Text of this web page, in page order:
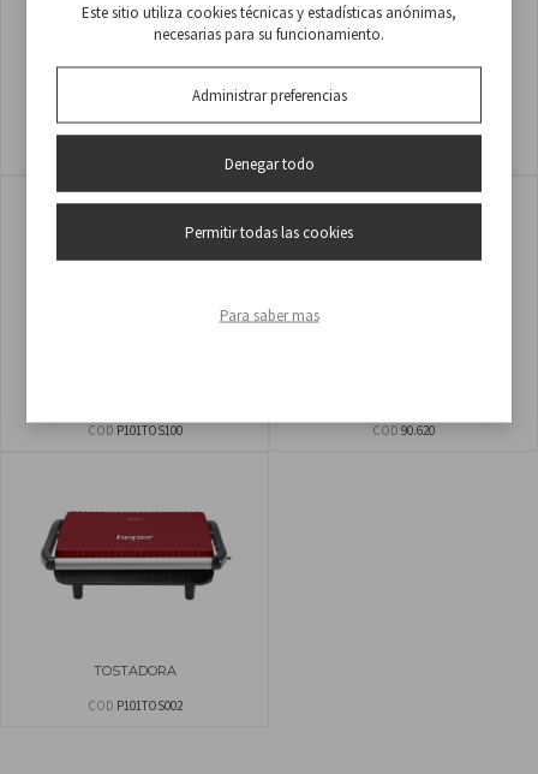
TOSTADORA 750W TOSTADORA ELÉCTRICA DE 4
REBANADAS FAMILY GRILL
COD P101TOS100 COD 90.620
TOSTADORA
COD P101TOS002
Este sitio utiliza cookies técnicas y estadísticas anónimas,
necesarias para su funcionamiento.
Administrar preferencias
Denegar todo
Permitir todas las cookies
Para saber mas